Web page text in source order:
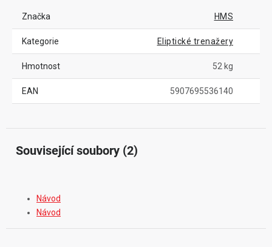
Značka HMS
Kategorie Eliptické trenažery
Hmotnost 52 kg
EAN 5907695536140
Související soubory (2)
Návod
Návod